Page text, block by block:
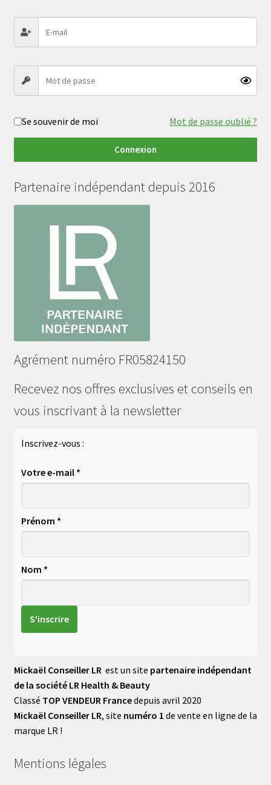
Se souvenir de moi Mot de passe oublié ?
Connexion
Partenaire indépendant depuis 2016
Agrément numéro FR05824150
Recevez nos offres exclusives et conseils en
vous inscrivant à la newsletter
Inscrivez-vous :
Votre e-mail *
Prénom *
Nom *
Mickaël Conseiller LR est un site partenaire indépendant
de la société LR Health & Beauty
Classé TOP VENDEUR Francedepuis avril 2020
Mickaël Conseiller LR, site numéro 1 de vente en ligne de la
marque LR !
Mentions légales